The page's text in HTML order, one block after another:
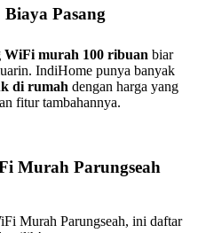
Pasang
WiFi murah 100 ribuan biar
IndiHome punya banyak
di rumah dengan harga yang
fitur tambahannya.
Murah Parungseah
Murah Parungseah, ini daftar